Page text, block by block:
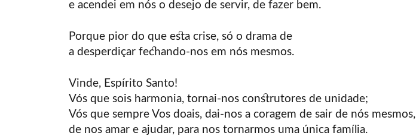
e acendei em nós o desejo de servir, de fazer bem.
Porque pior do que esta crise, só o drama de
a desperdiçar fechando-nos em nós mesmos.
Vinde, Espírito Santo!
Vós que sois harmonia, tornai-nos construtores de unidade;
Vós que sempre Vos doais, dai-nos a coragem de sair de nós mesmos,
de nos amar e ajudar, para nos tornarmos uma única família.